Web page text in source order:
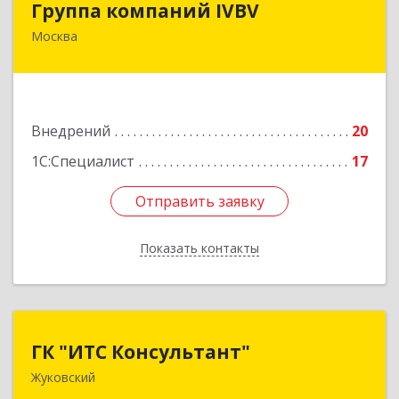
Группа компаний IVBV
Москва
Внедрений
20
1С:Специалист
17
Отправить заявку
Показать контакты
105082, Москва г, Почтовая Б. ул, дом № 55/59,
Отправить заявку
Назад
ГК "ИТС Консультант"
Жуковский